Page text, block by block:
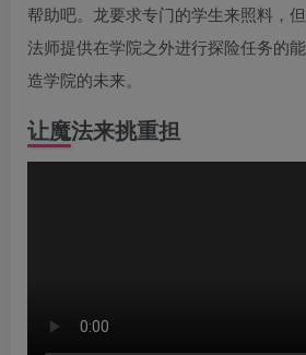
帮助吧。龙要求专门的学生来照料，
法师提供在学院之外进行探险任务的
造学院的未来。
让魔法来挑重担